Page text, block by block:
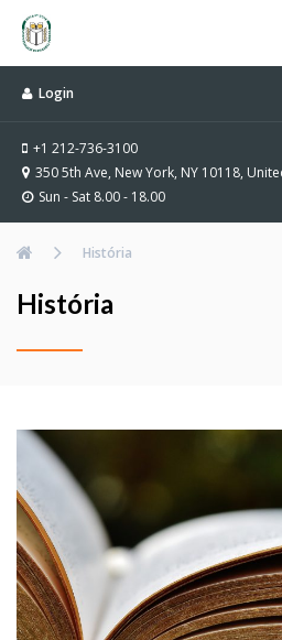
Login
+1 212-736-3100
350 5th Ave, New York, NY 10118,
Sun - Sat 8.00 - 18.00
História
História